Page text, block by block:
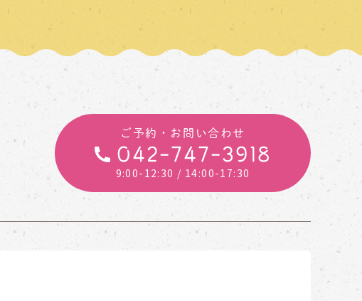
ご予約・お問い合わせ
042-747-3918
9:00-12:30 / 14:00-17:30